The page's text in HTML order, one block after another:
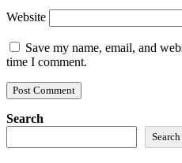
Website
Save my name, email, and
time I comment.
Search
Search